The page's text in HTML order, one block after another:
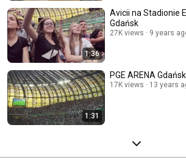
1:36
Avicii na Stadionie
Gdańsk
27K views 9 years
1:31
PGE ARENA Gdańsk
17K views 13 years